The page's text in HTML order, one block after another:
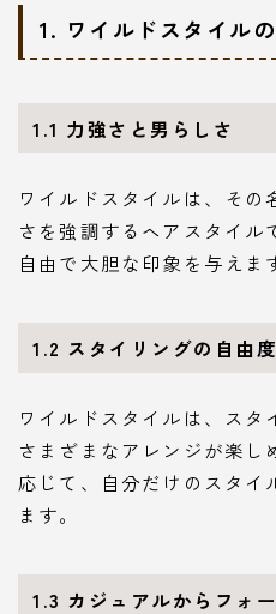
1. ワイルドスタイル
1.1 力強さと男らしさ
ワイルドスタイルは、その
さを強調するヘアスタイル
自由で大胆な印象を与えま
1.2 スタイリングの自由度
ワイルドスタイルは、スタ
さまざまなアレンジが楽し
応じて、自分だけのスタイ
ます。
1.3 カジュアルからフォ